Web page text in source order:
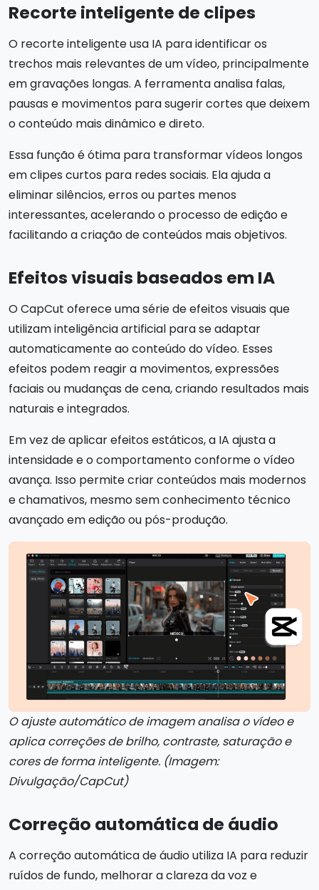
Recorte inteligente de clipes
O recorte inteligente usa IA para identificar os
trechos mais relevantes de um vídeo, principalmente
em gravações longas. A ferramenta analisa falas,
pausas e movimentos para sugerir cortes que deixem
o conteúdo mais dinâmico e direto.
Essa função é ótima para transformar vídeos longos
em clipes curtos para redes sociais. Ela ajuda a
eliminar silêncios, erros ou partes menos
interessantes, acelerando o processo de edição e
facilitando a criação de conteúdos mais objetivos.
Efeitos visuais baseados em IA
O CapCut oferece uma série de efeitos visuais que
utilizam inteligência artificial para se adaptar
automaticamente ao conteúdo do vídeo. Esses
efeitos podem reagir a movimentos, expressões
faciais ou mudanças de cena, criando resultados mais
naturais e integrados.
Em vez de aplicar efeitos estáticos, a IA ajusta a
intensidade e o comportamento conforme o vídeo
avança. Isso permite criar conteúdos mais modernos
e chamativos, mesmo sem conhecimento técnico
avançado em edição ou pós-produção.
O ajuste automático de imagem analisa o vídeo e
aplica correções de brilho, contraste, saturação e
cores de forma inteligente. (Imagem:
Divulgação/CapCut)
Correção automática de áudio
A correção automática de áudio utiliza IA para reduzir
ruídos de fundo, melhorar a clareza da voz e